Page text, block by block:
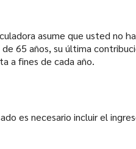
asume que usted no
65 años, su última
a fines de cada año.
es necesario incluir el